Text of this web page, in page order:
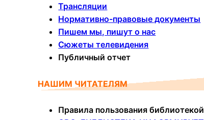
Трансляции
Нормативно-правовые документы
Пишем мы, пишут о нас
Сюжеты телевидения
Публичный отчет
НАШИМ ЧИТАТЕЛЯМ
Правила пользования библиотекой